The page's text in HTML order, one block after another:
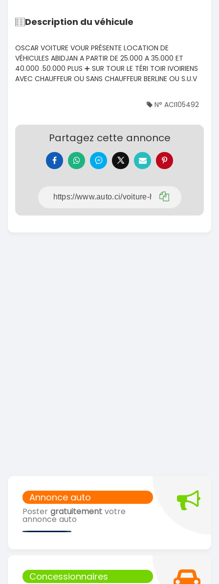
Annonce auto
Poster gratuitement votre
annonce auto
Concessionnaires
Description du véhicule
OSCAR VOITURE VOUR PRÉSENTE LOCATION DE
VÉHICULES ABIDJAN A PARTIR DE 25.000 A 35.000 ET
40.000 .50.000 PLUS ➕️ SUR TOUR LE TÉRI TOIR IVOIRIENS
AVEC CHAUFFEUR OU SANS CHAUFFEUR BERLINE OU S.U.V
N° ACI105492
Partagez cette annonce